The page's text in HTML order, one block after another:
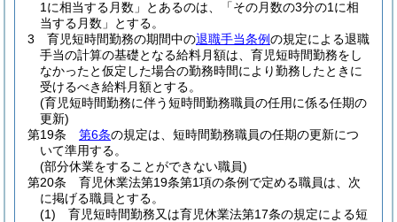
1に相当する月数」とあるのは、「その月数の3分の1に相
当する月数」とする。
3
育児短時間勤務の期間中の退職手当条例の規定による退職
手当の計算の基礎となる給料月額は、育児短時間勤務をし
なかったと仮定した場合の勤務時間により勤務したときに
受けるべき給料月額とする。
(育児短時間勤務に伴う短時間勤務職員の任用に係る任期の
更新)
第19条
第6条の規定は、短時間勤務職員の任期の更新につ
いて準用する。
(部分休業をすることができない職員)
第20条
育児休業法第19条第1項の条例で定める職員は、次
に掲げる職員とする。
(1)
育児短時間勤務又は育児休業法第17条の規定による短